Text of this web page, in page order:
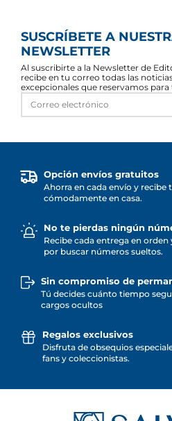
SUSCRÍBETE A
NEWSLETTER
Al suscribirte a la Newsletter de
recibe en tu correo todas las
excepcionales que reservamos
Opción envíos gratuitos
Ahorra en cada envío y recibe
cómodamente en casa.
No te pierdas ningún
Recibe cada entrega en
por buscar números sueltos.
Sin compromiso de
Tú decides cuánto tiempo
cargos ocultos
Regalos exclusivos
Disfruta de obsequios
fans y coleccionistas.